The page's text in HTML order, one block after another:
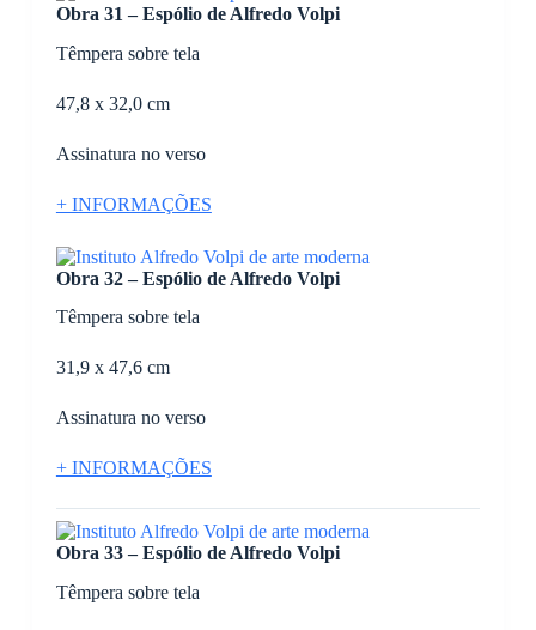
Obra 31 – Espólio de Alfredo Volpi
Têmpera sobre tela
47,8 x 32,0 cm
Assinatura no verso
+ INFORMAÇÕES
Obra 32 – Espólio de Alfredo Volpi
Têmpera sobre tela
31,9 x 47,6 cm
Assinatura no verso
+ INFORMAÇÕES
Obra 33 – Espólio de Alfredo Volpi
Têmpera sobre tela